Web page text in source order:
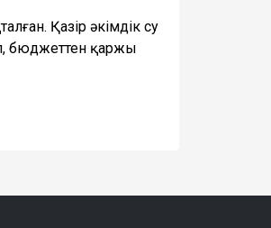
Қазір әкімдік су
бюджеттен қаржы